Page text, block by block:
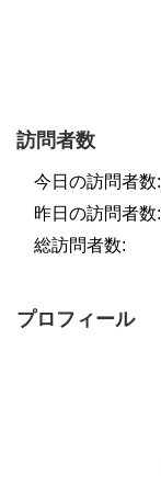
訪問者数
今日の訪問者数:
昨日の訪問者数:
総訪問者数:
プロフィール